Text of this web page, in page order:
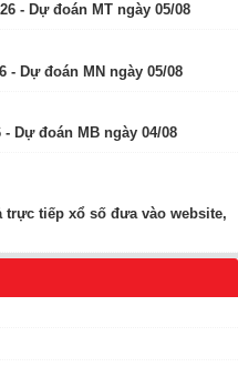
- Dự đoán MT ngày 05/08
- Dự đoán MN ngày 05/08
- Dự đoán MB ngày 04/08
trực tiếp xổ số đưa vào website,